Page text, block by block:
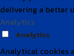
relevant ads and
visitors across
customized ads.